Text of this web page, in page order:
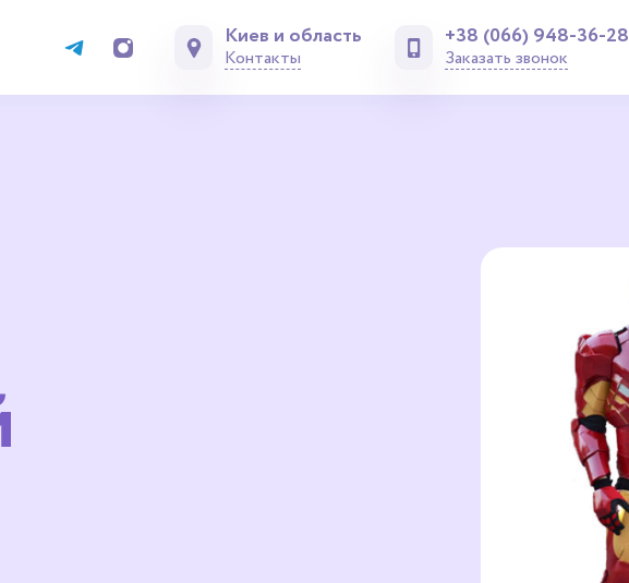
Киев и область
Контакты
+38 (066) 948-36-28
Заказать звонок